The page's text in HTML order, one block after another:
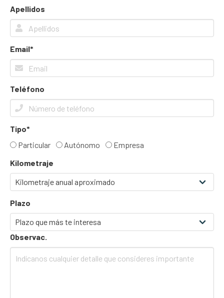
Apellidos
Email*
Teléfono
Tipo*
Particular
Autónomo
Empresa
Kilometraje
Plazo
Observac.